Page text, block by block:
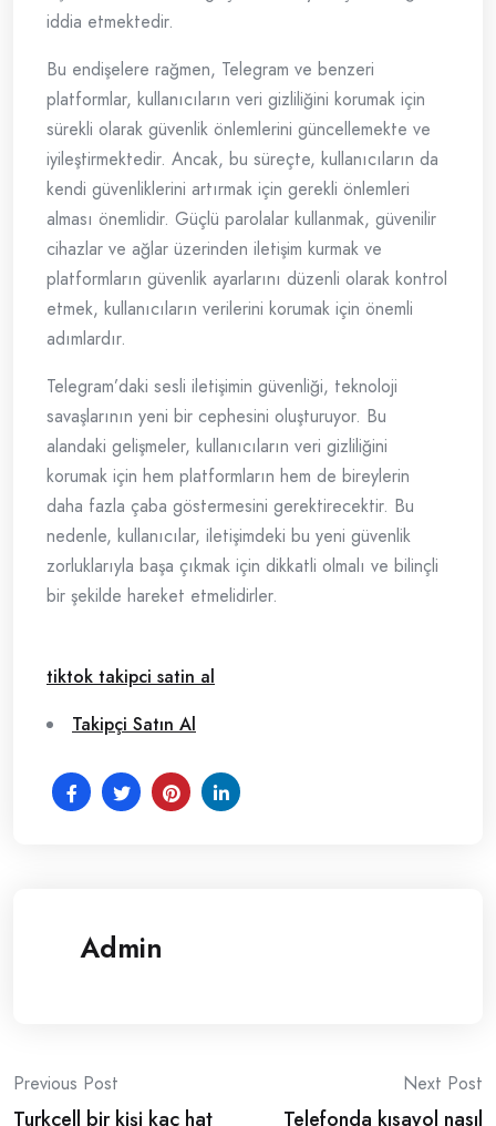
iddia etmektedir.
Bu endişelere rağmen, Telegram ve benzeri
platformlar, kullanıcıların veri gizliliğini korumak için
sürekli olarak güvenlik önlemlerini güncellemekte ve
iyileştirmektedir. Ancak, bu süreçte, kullanıcıların da
kendi güvenliklerini artırmak için gerekli önlemleri
alması önemlidir. Güçlü parolalar kullanmak, güvenilir
cihazlar ve ağlar üzerinden iletişim kurmak ve
platformların güvenlik ayarlarını düzenli olarak kontrol
etmek, kullanıcıların verilerini korumak için önemli
adımlardır.
Telegram’daki sesli iletişimin güvenliği, teknoloji
savaşlarının yeni bir cephesini oluşturuyor. Bu
alandaki gelişmeler, kullanıcıların veri gizliliğini
korumak için hem platformların hem de bireylerin
daha fazla çaba göstermesini gerektirecektir. Bu
nedenle, kullanıcılar, iletişimdeki bu yeni güvenlik
zorluklarıyla başa çıkmak için dikkatli olmalı ve bilinçli
bir şekilde hareket etmelidirler.
tiktok takipci satin al
Takipçi Satın Al
Admin
Post
Previous Post
Turkcell bir kişi kaç hat
Next Post
Telefonda kısayol nasıl